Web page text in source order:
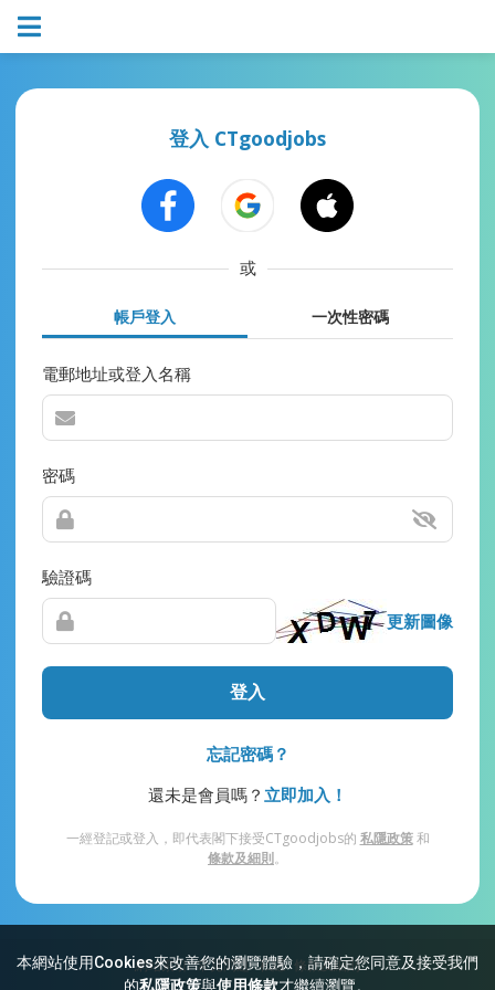
本網站使用Cookies來改善您的瀏覽體驗，請確定您同意及接受我們
的私隱政策與使用條款才繼續瀏覽。
登入 CTgoodjobs
或
帳戶登入 一次性密碼
電郵地址或登入名稱
密碼
驗證碼
更新圖像
登入
忘記密碼？
還未是會員嗎？ 立即加入！
一經登記或登入，即代表閣下接受CTgoodjobs的 私隱政策和
條款及細則。
網站索引 常見問題 私隱 條款及細則